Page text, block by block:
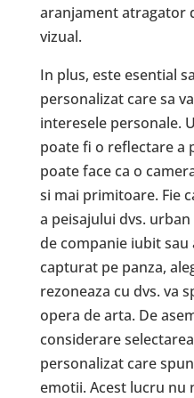
aranjament atragator
vizual.
In plus, este esential
personalizat care sa
interesele personale.
poate fi o reflectare a
poate face ca o
si mai primitoare. Fie
a peisajului dvs.
de companie iubit
capturat pe panza,
rezoneaza cu dvs. va
opera de arta. De
considerare
personalizat care
emotii. Acest lucru nu